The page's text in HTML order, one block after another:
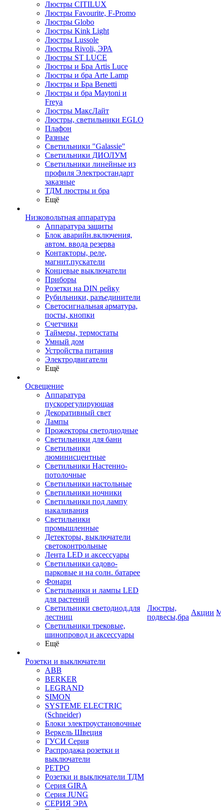
Люстры CITILUX
Люстры Favourite, F-Promo
Люстры Globo
Люстры Kink Light
Люстры Lussole
Люстры Rivoli, ЭРА
Люстры ST LUCE
Люстры и Бра Artis Luce
Люстры и бра Arte Lamp
Люстры и Бра Benetti
Люстры и бра Maytoni и
Freya
Люстры МаксЛайт
Люстры, светильники EGLO
Плафон
Разные
Светильники "Galassie"
Светильники ДИОЛУМ
Светильники линейные из
профиля Электростандарт
заказные
ТДМ люстры и бра
Ещё
Низковольтная аппаратура
Аппаратура защиты
Блок аварийн.включения,
автом. ввода резерва
Контакторы, реле,
магнит.пускатели
Концевые выключатели
Приборы
Розетки на DIN рейку
Рубильники, разъединители
Светосигнальная арматура,
посты, кнопки
Счетчики
Таймеры, термостаты
Умный дом
Устройства питания
Электродвигатели
Ещё
Освещение
Аппаратура
пускорегулирующая
Декоративный свет
Лампы
Прожекторы светодиодные
Светильники для бани
Светильники
люминисцентные
Светильники Настенно-
потолочные
Светильники настольные
Светильники ночники
Светильники под лампу
накаливания
Светильники
промышленные
Детекторы, выключатели
светоконтрольные
Лента LED и аксессуары
Светильники садово-
парковые и на солн. батарее
Фонари
Светильники и лампы LED
для растений
Светильники светодиод.для
лестниц
Светильники трековые,
шинопровод и аксессуары
Ещё
Розетки и выключатели
ABB
BERKER
LEGRAND
SIMON
SYSTEME ELECTRIC
(Schneider)
Блоки электроустановочные
Веркель Швеция
ГУСИ Серия
Распродажа розетки и
выключатели
РЕТРО
Розетки и выключатели ТДМ
Серия GIRA
Серия JUNG
СЕРИЯ ЭРА
Люстры,
подвесы,бра
Акции